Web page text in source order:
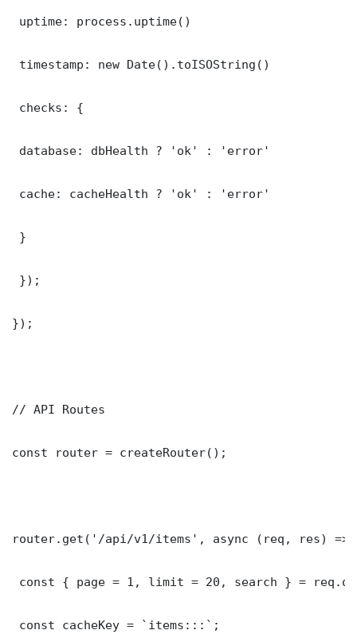
uptime: process.uptime()
timestamp: new Date().toISOString()
checks: {
database: dbHealth ? 'ok' : 'error'
cache: cacheHealth ? 'ok' : 'error'
}
});
});
// API Routes
const router = createRouter();
router.get('/api/v1/items', async (req, res) =>
const { page = 1, limit = 20, search } =
const cacheKey = `items:::`;